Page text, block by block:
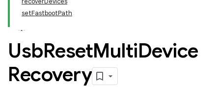
setFastbootPath
UsbResetMultiDevice
Recovery